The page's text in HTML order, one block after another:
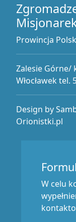
Prowincja
Zalesie Górne/
Włocławek tel.
Design by
Orionistki.pl
W celu